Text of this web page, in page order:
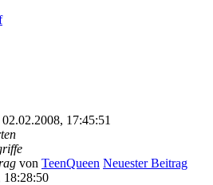
02.02.2008, 17:45:51
von TeenQueen Neuester Beitrag
18:28:50